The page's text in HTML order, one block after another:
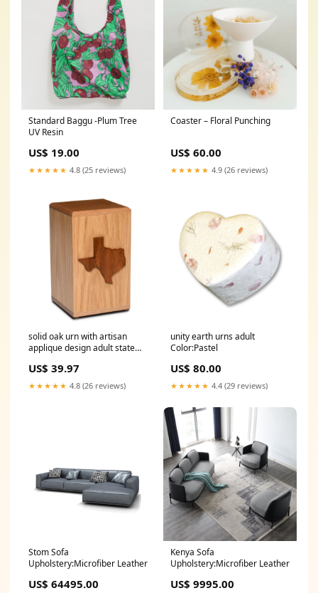
Standard Baggu -Plum Tree
UV Resin
US$ 19.00
★★★★★ 4.8 (25 reviews)
Coaster – Floral Punching
US$ 60.00
★★★★★ 4.9 (26 reviews)
solid oak urn with artisan
applique design adult state
US$ 39.97
★★★★★ 4.8 (26 reviews)
unity earth urns adult
Color:Pastel
US$ 80.00
★★★★★ 4.4 (29 reviews)
Stom Sofa
Upholstery:Microfiber Leather
US$ 64495.00
Kenya Sofa
Upholstery:Microfiber Leather
US$ 9995.00